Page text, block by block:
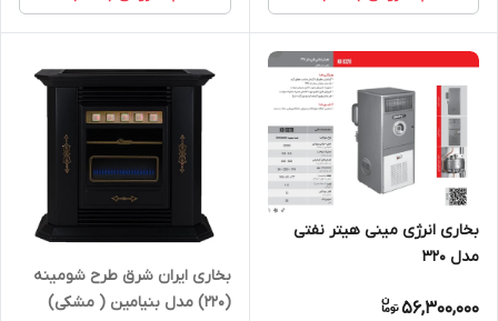
بخاری انرژی مینی هیتر نفتی
مدل 320
56,300,000
بخاری ایران شرق طرح شومینه
(220) مدل بنیامین ( مشکی)